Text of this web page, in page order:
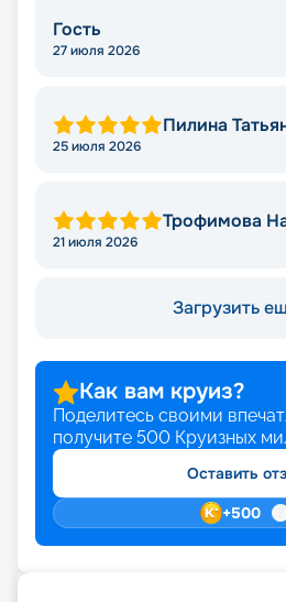
Гость
27 июля 2026
Пилина
25 июля 2026
Трофимова
21 июля 2026
Загрузить
Как вам круиз?
Поделитесь своими
получите 500 Круизных
Оставить
+500